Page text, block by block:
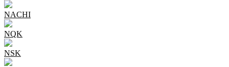
NACHI
NQK
NSK